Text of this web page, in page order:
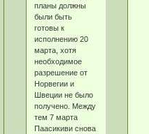
планы должны
были быть
готовы к
исполнению 20
марта, хотя
необходимое
разрешение от
Норвегии и
Швеции не было
получено. Между
тем 7 марта
Паасикиви снова